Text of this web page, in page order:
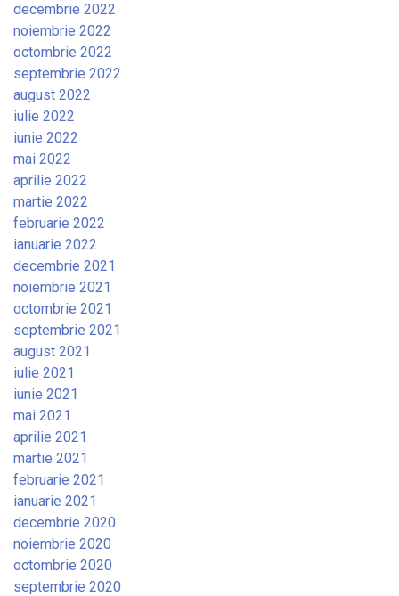
decembrie 2022
noiembrie 2022
octombrie 2022
septembrie 2022
august 2022
iulie 2022
iunie 2022
mai 2022
aprilie 2022
martie 2022
februarie 2022
ianuarie 2022
decembrie 2021
noiembrie 2021
octombrie 2021
septembrie 2021
august 2021
iulie 2021
iunie 2021
mai 2021
aprilie 2021
martie 2021
februarie 2021
ianuarie 2021
decembrie 2020
noiembrie 2020
octombrie 2020
septembrie 2020